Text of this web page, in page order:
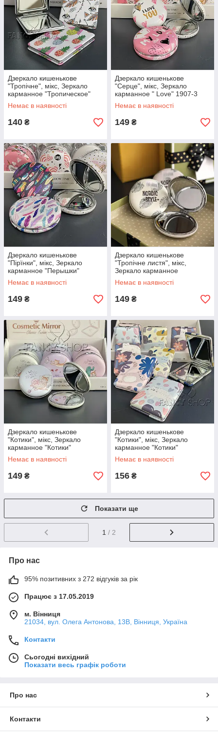
Дзеркало кишенькове
"Тропічне", мікс, Зеркало
карманное "Тропическое"
Немає в наявності
140 ₴
Дзеркало кишенькове
"Серце", мікс, Зеркало
карманное " Love" 1907-3
Немає в наявності
149 ₴
Дзеркало кишенькове
"Пірїнки", мікс, Зеркало
карманное "Перышки"
Немає в наявності
149 ₴
Дзеркало кишенькове
"Тропічне листя", мікс,
Зеркало карманное
"Тропические листья" 1908-7
Немає в наявності
149 ₴
Дзеркало кишенькове
"Котики", мікс, Зеркало
карманное "Котики"
Немає в наявності
149 ₴
Дзеркало кишенькове
"Котики", мікс, Зеркало
карманное "Котики"
Немає в наявності
156 ₴
Показати ще
1 / 2
Про нас
95% позитивних з 272 відгуків за рік
Працює з 17.05.2019
м. Вінниця
21034, вул. Олега Антонова, 13В, Вінниця, Україна
Контакти
Сьогодні вихідний
Показати весь графік роботи
Про нас
Контакти